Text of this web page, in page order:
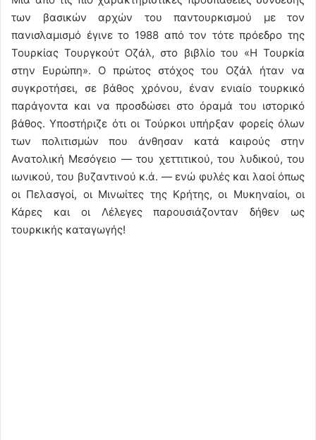
των βασικών αρχών του παντουρκισμού με τον
πανισλαμισμό έγινε το 1988 από τον τότε πρόεδρο της
Τουρκίας Τουργκούτ Οζάλ, στο βιβλίο του «Η Τουρκία
στην Ευρώπη». Ο πρώτος στόχος του Οζάλ ήταν να
συγκροτήσει, σε βάθος χρόνου, έναν ενιαίο τουρκικό
παράγοντα και να προσδώσει στο όραμά του ιστορικό
βάθος. Υποστήριζε ότι οι Τούρκοι υπήρξαν φορείς όλων
των πολιτισμών που άνθησαν κατά καιρούς στην
Ανατολική Μεσόγειο — του χεττιτικού, του λυδικού, του
ιωνικού, του βυζαντινού κ.ά. — ενώ φυλές και λαοί όπως
οι Πελασγοί, οι Μινωίτες της Κρήτης, οι Μυκηναίοι, οι
Κάρες και οι Λέλεγες παρουσιάζονταν δήθεν ως
τουρκικής καταγωγής!